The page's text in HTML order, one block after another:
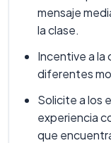
mensaje
la clase.
Incentive a la
diferentes
Solicite a los
experiencia
que